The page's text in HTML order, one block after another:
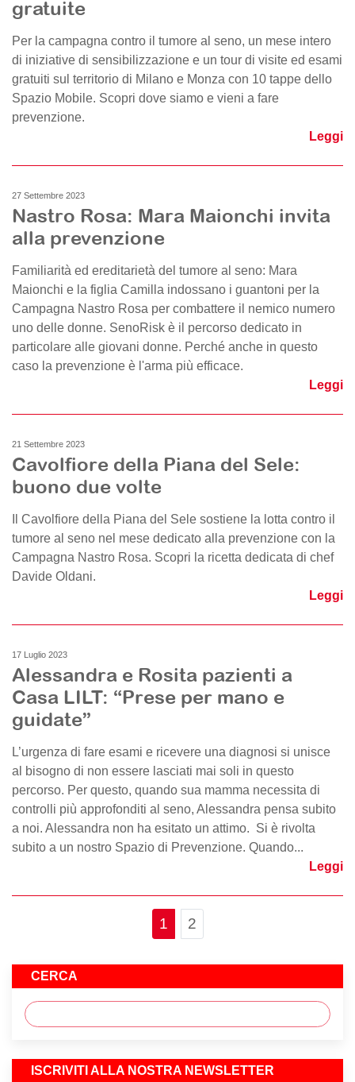
gratuite
Per la campagna contro il tumore al seno, un mese intero
di iniziative di sensibilizzazione e un tour di visite ed esami
gratuiti sul territorio di Milano e Monza con 10 tappe dello
Spazio Mobile. Scopri dove siamo e vieni a fare
prevenzione.
Leggi
27 Settembre 2023
Nastro Rosa: Mara Maionchi invita
alla prevenzione
Familiarità ed ereditarietà del tumore al seno: Mara
Maionchi e la figlia Camilla indossano i guantoni per la
Campagna Nastro Rosa per combattere il nemico numero
uno delle donne. SenoRisk è il percorso dedicato in
particolare alle giovani donne. Perché anche in questo
caso la prevenzione è l'arma più efficace.
Leggi
21 Settembre 2023
Cavolfiore della Piana del Sele:
buono due volte
Il Cavolfiore della Piana del Sele sostiene la lotta contro il
tumore al seno nel mese dedicato alla prevenzione con la
Campagna Nastro Rosa. Scopri la ricetta dedicata di chef
Davide Oldani.
Leggi
17 Luglio 2023
Alessandra e Rosita pazienti a
Casa LILT: “Prese per mano e
guidate”
L’urgenza di fare esami e ricevere una diagnosi si unisce
al bisogno di non essere lasciati mai soli in questo
percorso. Per questo, quando sua mamma necessita di
controlli più approfonditi al seno, Alessandra pensa subito
a noi. Alessandra non ha esitato un attimo. Si è rivolta
subito a un nostro Spazio di Prevenzione. Quando...
Leggi
Page navigation
Current Page
1 Page
2
CERCA
ISCRIVITI ALLA NOSTRA NEWSLETTER